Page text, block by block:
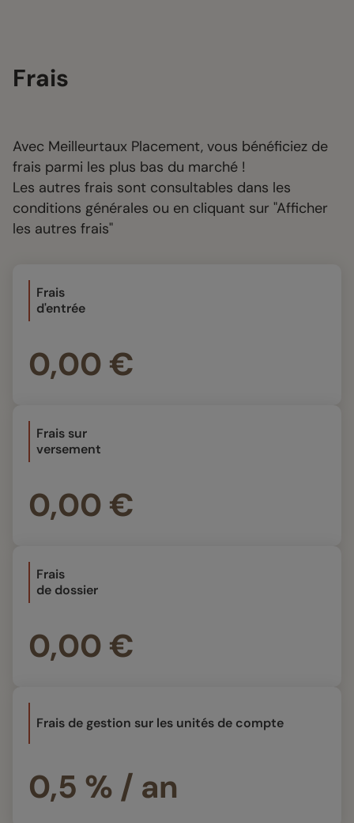
Frais
Avec Meilleurtaux Placement, vous bénéficiez de
frais parmi les plus bas du marché !
Les autres frais sont consultables dans les
conditions générales ou en cliquant sur "Afficher
les autres frais"
Frais
d'entrée
0,00 €
Frais sur
versement
0,00 €
Frais
de dossier
0,00 €
Frais de gestion sur les unités de compte
0,5 % / an